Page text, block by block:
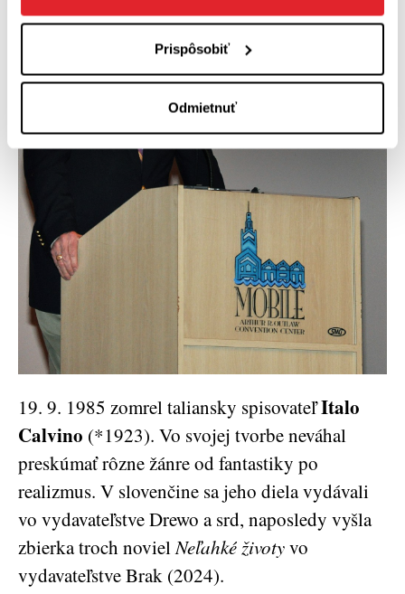
Prispôsobiť
Odmietnuť
19. 9. 1985 zomrel taliansky spisovateľItalo
Calvino (*1923). Vo svojej tvorbe neváhal
preskúmať rôzne žánre od fantastiky po
realizmus. V slovenčine sa jeho diela vydávali
vo vydavateľstve Drewo a srd, naposledy vyšla
zbierka troch novielNeľahké životyvo
vydavateľstve Brak (2024).